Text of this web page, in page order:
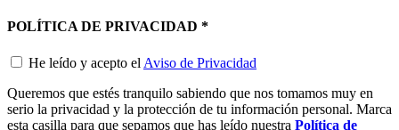
POLÍTICA DE PRIVACIDAD *
He leído y acepto el Aviso de Privacidad
Queremos que estés tranquilo sabiendo que nos tomamos muy en
serio la privacidad y la protección de tu información personal. Marca
esta casilla para que sepamos que has leído nuestra Política de